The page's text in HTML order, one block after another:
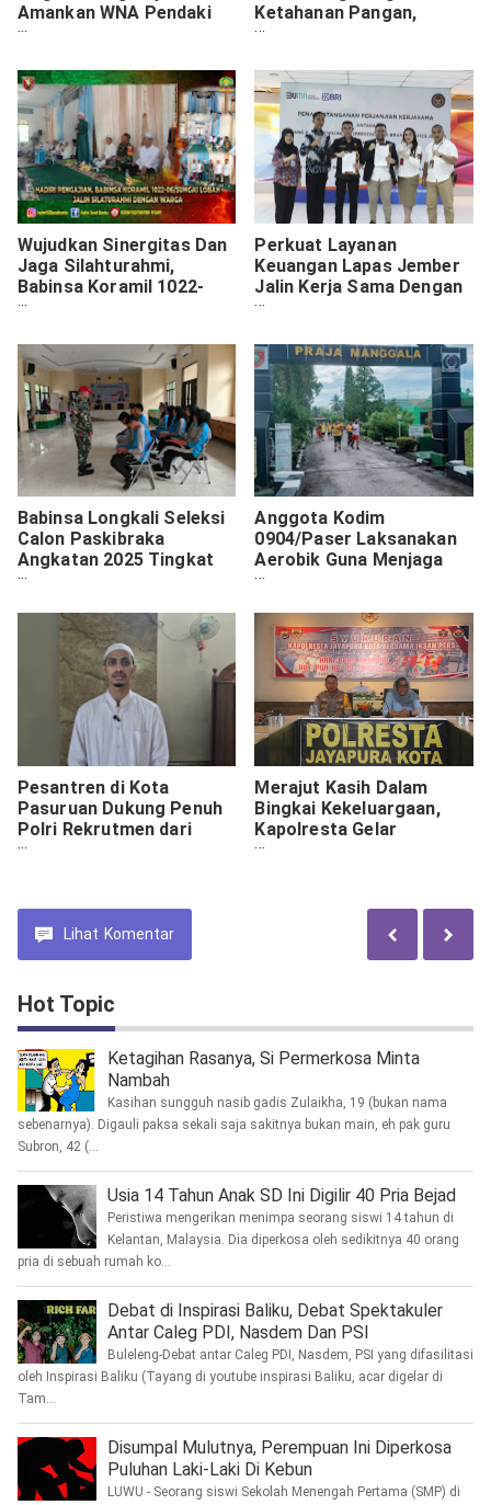
Amankan WNA Pendaki
Gunung Agung Tanpa
Ketahanan Pangan,
Budidaya Ikan Air Tawar
Wujudkan Sinergitas Dan
Jaga Silahturahmi,
Babinsa Koramil 1022-
06/Sungai Loban Hadiri
Perkuat Layanan
Keuangan Lapas Jember
Jalin Kerja Sama Dengan
BRI
Babinsa Longkali Seleksi
Calon Paskibraka
Angkatan 2025 Tingkat
Kecamatan
Anggota Kodim
0904/Paser Laksanakan
Aerobik Guna Menjaga
Kesehatan Tubuh
Pesantren di Kota
Pasuruan Dukung Penuh
Polri Rekrutmen dari
Jalur Santri dan Hafidz
Merajut Kasih Dalam
Bingkai Kekeluargaan,
Kapolresta Gelar
Syukuran HPN & PWI
Lihat Komentar
Hot Topic
Ketagihan Rasanya, Si Permerkosa Minta
Nambah
Kasihan sungguh nasib gadis Zulaikha, 19 (bukan nama
sebenarnya). Digauli paksa sekali saja sakitnya bukan main, eh pak guru
Subron, 42 (...
Usia 14 Tahun Anak SD Ini Digilir 40 Pria Bejad
Peristiwa mengerikan menimpa seorang siswi 14 tahun di
Kelantan, Malaysia. Dia diperkosa oleh sedikitnya 40 orang
pria di sebuah rumah ko...
Debat di Inspirasi Baliku, Debat Spektakuler
Antar Caleg PDI, Nasdem Dan PSI
Buleleng-Debat antar Caleg PDI, Nasdem, PSI yang difasilitasi
oleh Inspirasi Baliku (Tayang di youtube inspirasi Baliku, acar digelar di
Tam...
Disumpal Mulutnya, Perempuan Ini Diperkosa
Puluhan Laki-Laki Di Kebun
LUWU - Seorang siswi Sekolah Menengah Pertama (SMP) di